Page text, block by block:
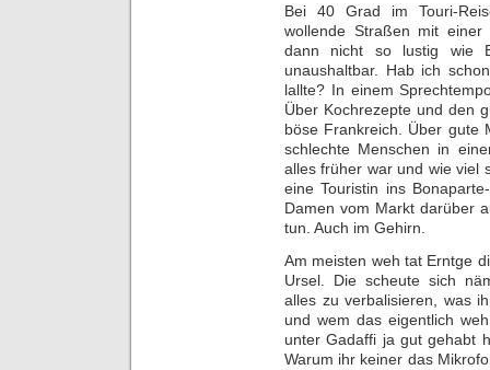
Bei 40 Grad im Touri-
wollende Straßen mit einer
dann nicht so lustig wie
unaushaltbar. Hab ich
lallte? In einem
Über Kochrezepte und den
böse Frankreich. Über gute
schlechte Menschen in
alles früher war und wie viel
eine Touristin ins
Damen vom Markt darüber
tun. Auch im Gehirn.
Am meisten weh tat Erntge
Ursel. Die scheute sich
alles zu verbalisieren, was
und wem das eigentlich
unter Gadaffi ja gut gehabt
Warum ihr keiner das